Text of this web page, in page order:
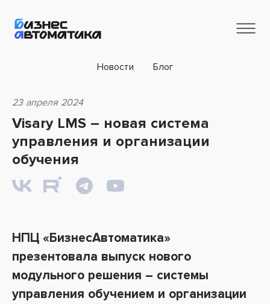
Новости Блог
23 апреля 2024
Visary LMS – новая система
управления и организации
обучения
НПЦ «БизнесАвтоматика»
презентовала выпуск нового
модульного решения – системы
управления обучением и организации